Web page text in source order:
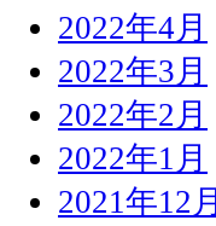
2022年4月
2022年3月
2022年2月
2022年1月
2021年12月